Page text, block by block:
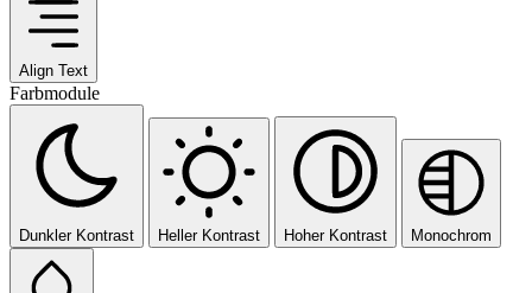
Align Text
Farbmodule
Dunkler Kontrast Heller Kontrast Hoher Kontrast Monochrom